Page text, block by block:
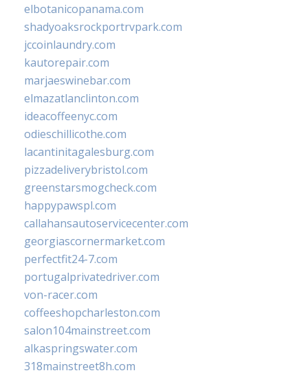
elbotanicopanama.com
shadyoaksrockportrvpark.com
jccoinlaundry.com
kautorepair.com
marjaeswinebar.com
elmazatlanclinton.com
ideacoffeenyc.com
odieschillicothe.com
lacantinitagalesburg.com
pizzadeliverybristol.com
greenstarsmogcheck.com
happypawspl.com
callahansautoservicecenter.com
georgiascornermarket.com
perfectfit24-7.com
portugalprivatedriver.com
von-racer.com
coffeeshopcharleston.com
salon104mainstreet.com
alkaspringswater.com
318mainstreet8h.com